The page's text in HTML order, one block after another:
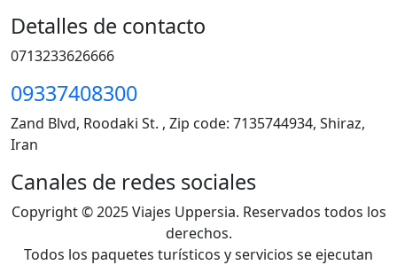
Detalles de contacto
0713233626666
09337408300
Zand Blvd, Roodaki St. , Zip code: 7135744934, Shiraz,
Iran
Canales de redes sociales
Copyright © 2025 Viajes Uppersia. Reservados todos los
derechos.
Todos los paquetes turísticos y servicios se ejecutan